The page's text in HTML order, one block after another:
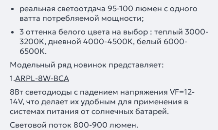
реальная светоотдача 95-100 люмен с одного
ватта потребляемой мощности;
3 оттенка белого цвета на выбор : теплый 3000-
3200К, дневной 4000-4500К, белый 6000-
6500К.
Модельный ряд новинок представляет:
1.ARPL-8W-BCA
8Вт светодиоды с падением напряжения VF=12-
14V, что делает их удобным для применения в
системах питания от солнечных батарей.
Световой поток 800-900 люмен.